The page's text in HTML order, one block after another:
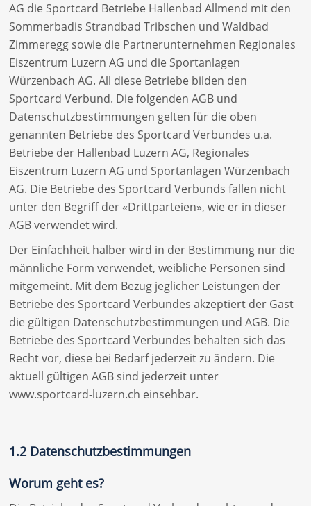
AG die Sportcard Betriebe Hallenbad Allmend mit den
Sommerbadis Strandbad Tribschen und Waldbad
Zimmeregg sowie die Partnerunternehmen Regionales
Eiszentrum Luzern AG und die Sportanlagen
Würzenbach AG. All diese Betriebe bilden den
Sportcard Verbund. Die folgenden AGB und
Datenschutzbestimmungen gelten für die oben
genannten Betriebe des Sportcard Verbundes u.a.
Betriebe der Hallenbad Luzern AG, Regionales
Eiszentrum Luzern AG und Sportanlagen Würzenbach
AG. Die Betriebe des Sportcard Verbunds fallen nicht
unter den Begriff der «Drittparteien», wie er in dieser
AGB verwendet wird.
Der Einfachheit halber wird in der Bestimmung nur die
männliche Form verwendet, weibliche Personen sind
mitgemeint. Mit dem Bezug jeglicher Leistungen der
Betriebe des Sportcard Verbundes akzeptiert der Gast
die gültigen Datenschutzbestimmungen und AGB. Die
Betriebe des Sportcard Verbundes behalten sich das
Recht vor, diese bei Bedarf jederzeit zu ändern. Die
aktuell gültigen AGB sind jederzeit unter
www.sportcard-luzern.ch einsehbar.
1.2 Datenschutzbestimmungen
Worum geht es?